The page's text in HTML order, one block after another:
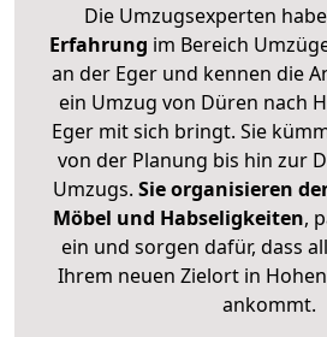
Die Umzugsexperten
Erfahrung im Bereich
an der Eger und kennen die
ein Umzug von Düren nach
Eger mit sich bringt. Sie
von der Planung bis hin zur
Umzugs. Sie organisieren
Möbel und Habseligkeiten,
ein und sorgen dafür, dass
Ihrem neuen Zielort in
ankommt.